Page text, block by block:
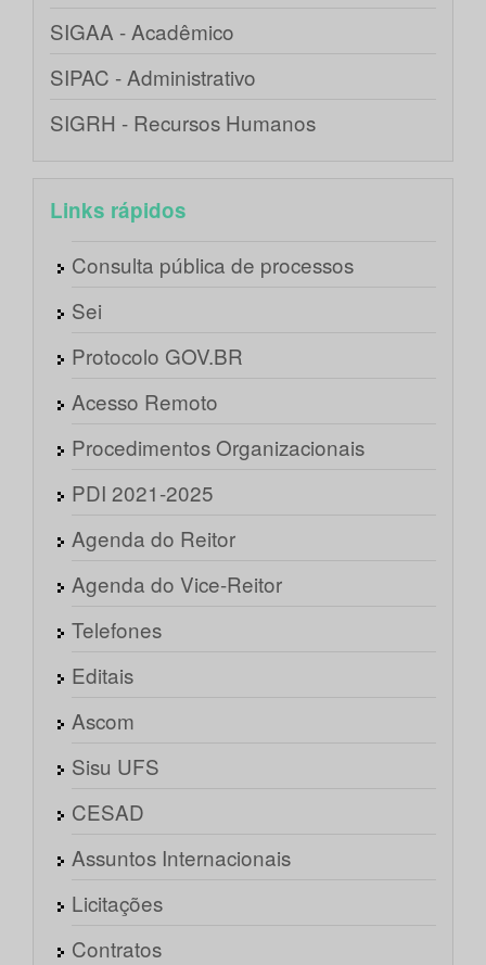
SIGAA - Acadêmico
SIPAC - Administrativo
SIGRH - Recursos Humanos
Links rápidos
Consulta pública de processos
Sei
Protocolo GOV.BR
Acesso Remoto
Procedimentos Organizacionais
PDI 2021-2025
Agenda do Reitor
Agenda do Vice-Reitor
Telefones
Editais
Ascom
Sisu UFS
CESAD
Assuntos Internacionais
Licitações
Contratos